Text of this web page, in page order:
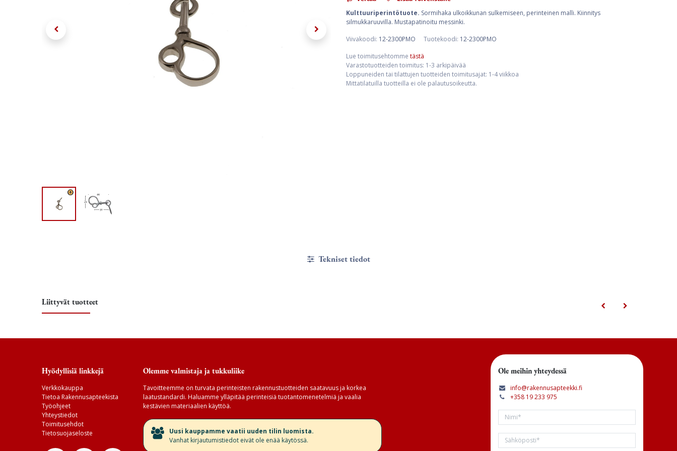
Kulttuuriperintötuote. Sormihaka ulkoikkunan sulkemiseen, perinteinen malli. Kiinnitys
silmukkaruuvilla. Mustapatinoitu messinki.
Viivakoodi: 12-2300PMO Tuotekoodi: 12-2300PMO
Lue toimitusehtomme tästä
Varastotuotteiden toimitus: 1-3 arkipäivää
Loppuneiden tai tilattujen tuotteiden toimitusajat: 1-4 viikkoa
Mittatilatuilla tuotteilla ei ole palautusoikeutta.
Tekniset tiedot
Liittyvät tuotteet
Hyödyllisiä linkkejä
Verkkokauppa
Tietoa Rakennusapteekista
Työohjeet
Yhteystiedot
Toimitusehdot
Tietosuojaseloste
Olemme valmistaja ja tukkuliike
Tavoitteemme on turvata perinteisten rakennustuotteiden saatavuus ja korkea
laatustandardi. Haluamme ylläpitää perinteisiä tuotantomenetelmiä ja vaalia
kestävien materiaalien käyttöä.
​Uusi kauppamme vaatii uuden tilin luomista.
Vanhat kirjautumistiedot eivät ole enää käytössä.
Ole meihin yhteydessä
info@rakennusapteekki.fi
+358 19 233 975